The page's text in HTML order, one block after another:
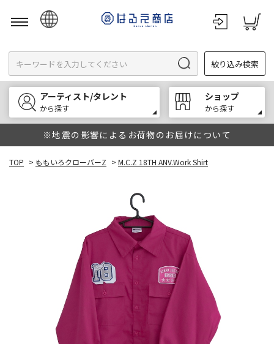
English
한국어
中文
絞り込み検索
アーティスト/タレント
から探す
ショップ
から探す
※地震の影響によるお荷物のお届けについて
TOP > ももいろクローバーZ > M.C.Z 18TH ANV.Work Shirt